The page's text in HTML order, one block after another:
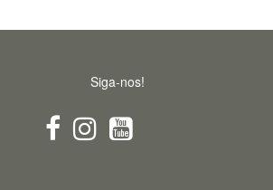
Siga-nos!